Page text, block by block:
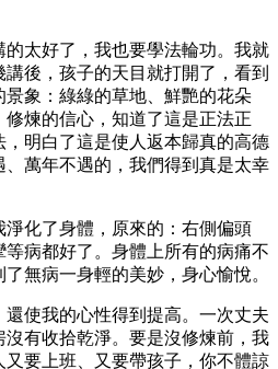
太好了，我也要學法輪功。我就
後，孩子的天目就打開了，看到
象：綠綠的草地、鮮艷的花朵
煉的信心，知道了這是正法正
明白了這是使人返本歸真的高德
萬年不遇的，我們得到真是太幸
化了身體，原來的：右側偏頭
病都好了。身體上所有的病痛不
無病一身輕的美妙，身心愉悅。
使我的心性得到提高。一次丈夫
有收拾乾淨。要是沒修煉前，我
要上班、又要帶孩子，你不體諒